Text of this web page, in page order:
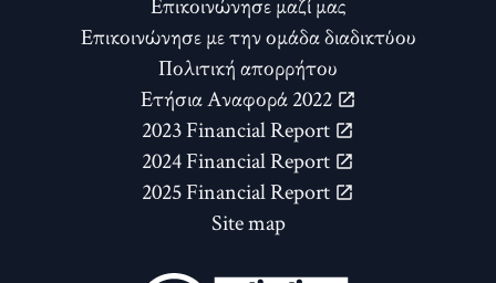
Επικοινώνησε μαζί μας
Επικοινώνησε με την ομάδα διαδικτύου
Πολιτική απορρήτου
Ετήσια Αναφορά 2022
2023 Financial Report
2024 Financial Report
2025 Financial Report
Site map